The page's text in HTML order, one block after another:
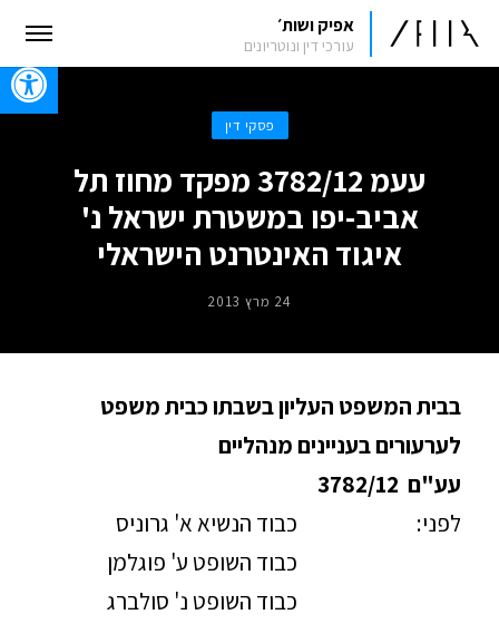
אפיק ושות׳
עורכי דין ונוטריונים
פסקי דין
עעמ 3782/12 מפקד מחוז תל
אביב-יפו במשטרת ישראל נ'
איגוד האינטרנט הישראלי
24 מרץ 2013
בבית המשפט העליון בשבתו כבית משפט
לערעורים בעניינים מנהליים
עע"ם 3782/12
לפני:
כבוד הנשיא א' גרוניס
כבוד השופט ע' פוגלמן
כבוד השופט נ' סולברג